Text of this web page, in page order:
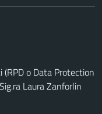
o Data Protection
Laura Zanforlin